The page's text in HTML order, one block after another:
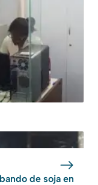
de soja en